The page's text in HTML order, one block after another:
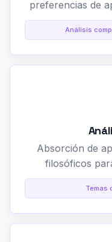
preferencias de
Análisis
Absorción de
filosóficos
Temas